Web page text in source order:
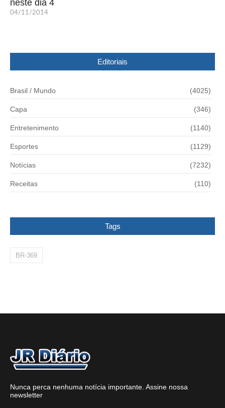
neste dia 4
04/11/2014
Editoriais
Brasil / Mundo (4025)
Capa (346)
Entretenimento (1140)
Esportes (1129)
Notícias (7232)
Receitas (110)
Tags
BR-369
Nunca perca nenhuma notícia importante. Assine nossa
newsletter